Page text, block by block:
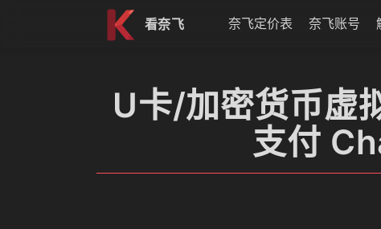
看奈飞 奈飞定价表 奈飞账号
U卡/加密货币虚
支付